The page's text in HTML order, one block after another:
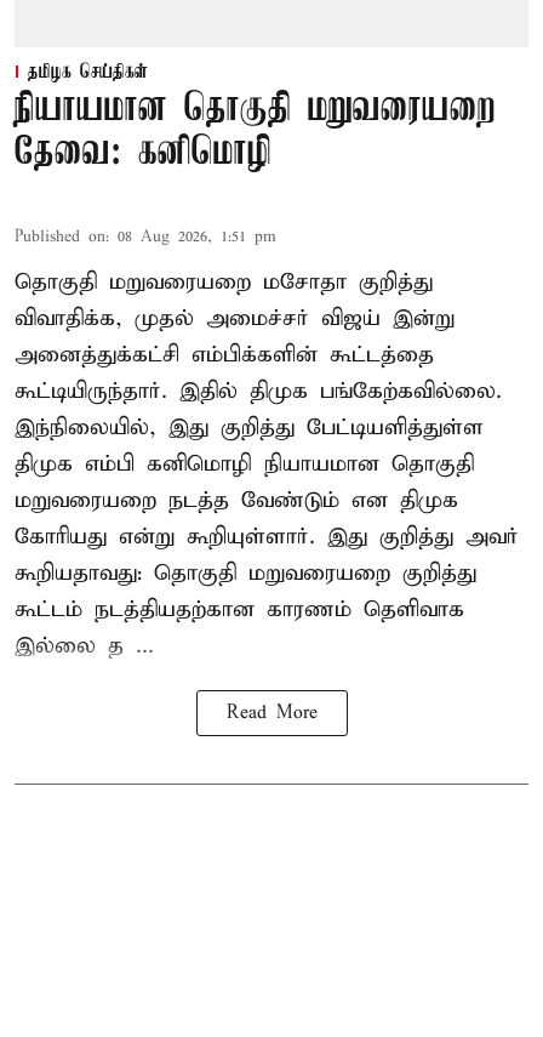
தமிழக செய்திகள்
நியாயமான தொகுதி மறுவரையறை
தேவை: கனிமொழி
Published on: 08 Aug 2026, 1:51 pm
தொகுதி மறுவரையறை மசோதா குறித்து
விவாதிக்க, முதல் அமைச்சர் விஜய் இன்று
அனைத்துக்கட்சி எம்பிக்களின் கூட்டத்தை
கூட்டியிருந்தார். இதில் திமுக பங்கேற்கவில்லை.
இந்நிலையில், இது குறித்து பேட்டியளித்துள்ள
திமுக எம்பி கனிமொழி நியாயமான தொகுதி
மறுவரையறை நடத்த வேண்டும் என திமுக
கோரியது என்று கூறியுள்ளார். இது குறித்து அவர்
கூறியதாவது: தொகுதி மறுவரையறை குறித்து
கூட்டம் நடத்தியதற்கான காரணம் தெளிவாக
இல்லை த ...
Read More